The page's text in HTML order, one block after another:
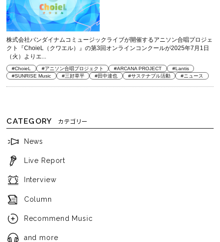
株式会社バンダイナムコミュージックライブが開催するアニソン合唱プロジェ
クト『ChoieL（クワエル）』の第3回オンラインコンクールが2025年7月1日
（火）よりエ...
#ChoieL #アニソン合唱プロジェクト #ARCANA PROJECT
#Lantis
#SUNRISE Music
#三好草平 #田中達也 #サステナブル活動 #ニュース
CATEGORY カテゴリー
News
Live Report
Interview
Column
Recommend Music
and more